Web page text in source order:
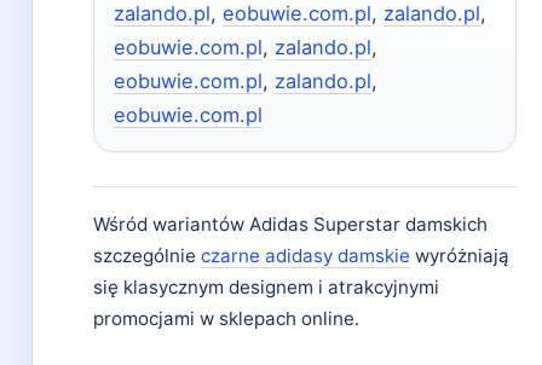
zalando.pl, eobuwie.com.pl, zalando.pl,
eobuwie.com.pl, zalando.pl,
eobuwie.com.pl, zalando.pl,
eobuwie.com.pl
Wśród wariantów Adidas Superstar damskich
szczególnie czarne adidasy damskie wyróżniają
się klasycznym designem i atrakcyjnymi
promocjami w sklepach online.